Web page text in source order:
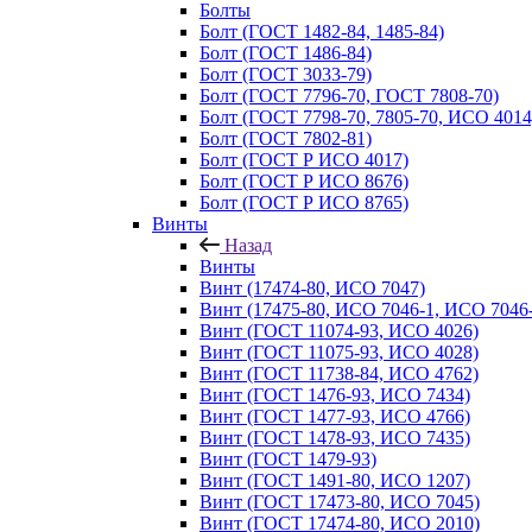
Болты
Болт (ГОСТ 1482-84, 1485-84)
Болт (ГОСТ 1486-84)
Болт (ГОСТ 3033-79)
Болт (ГОСТ 7796-70, ГОСТ 7808-70)
Болт (ГОСТ 7798-70, 7805-70, ИСО
Болт (ГОСТ 7802-81)
Болт (ГОСТ Р ИСО 4017)
Болт (ГОСТ Р ИСО 8676)
Болт (ГОСТ Р ИСО 8765)
Винты
Назад
Винты
Винт (17474-80, ИСО 7047)
Винт (17475-80, ИСО 7046-1, ИСО
Винт (ГОСТ 11074-93, ИСО 4026)
Винт (ГОСТ 11075-93, ИСО 4028)
Винт (ГОСТ 11738-84, ИСО 4762)
Винт (ГОСТ 1476-93, ИСО 7434)
Винт (ГОСТ 1477-93, ИСО 4766)
Винт (ГОСТ 1478-93, ИСО 7435)
Винт (ГОСТ 1479-93)
Винт (ГОСТ 1491-80, ИСО 1207)
Винт (ГОСТ 17473-80, ИСО 7045)
Винт (ГОСТ 17474-80, ИСО 2010)